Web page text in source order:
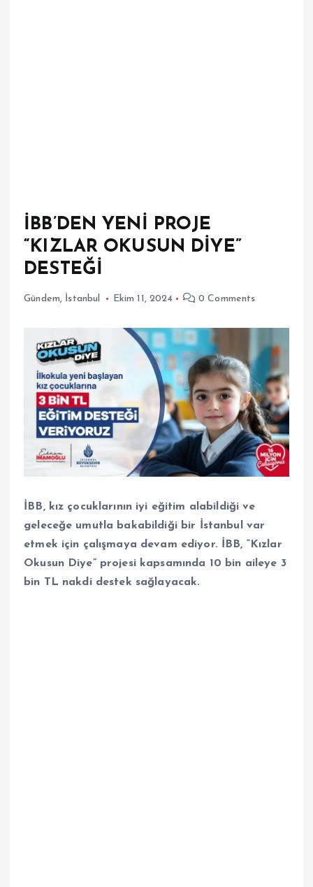
İBB’DEN YENİ PROJE
“KIZLAR OKUSUN DİYE”
DESTEĞİ
Gündem, İstanbul Ekim 11, 2024 0 Comments
İBB, kız çocuklarının iyi eğitim alabildiği ve
geleceğe umutla bakabildiği bir İstanbul var
etmek için çalışmaya devam ediyor. İBB, “Kızlar
Okusun Diye” projesi kapsamında 10 bin aileye 3
bin TL nakdi destek sağlayacak.